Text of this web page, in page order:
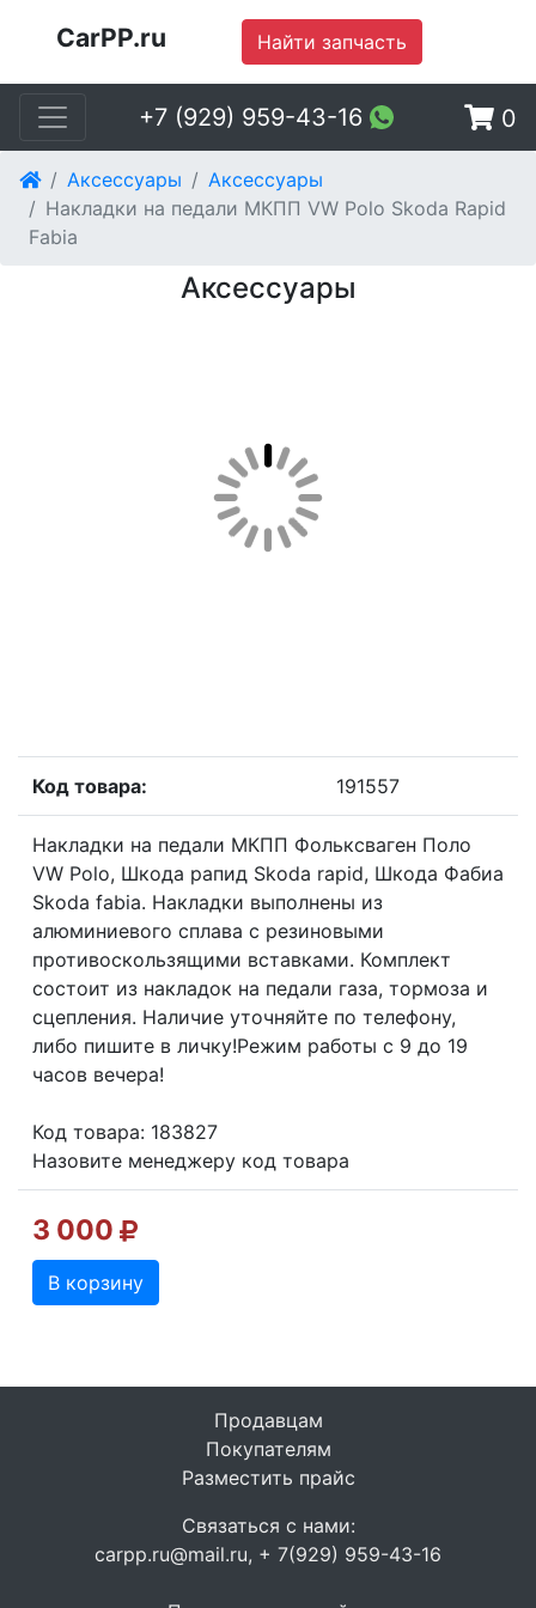
CarPP.ru Найти запчасть
+7 (929) 959-43-16 0
Аксессуары
Аксессуары
Накладки на педали МКПП VW Polo Skoda Rapid
Fabia
Аксессуары
Код товара: 191557
Накладки на педали МКПП Фольксваген Поло
VW Polo, Шкода рапид Skoda rapid, Шкода Фабиа
Skoda fabia. Накладки выполнены из
алюминиевого сплава с резиновыми
противоскользящими вставками. Комплект
состоит из накладок на педали газа, тормоза и
сцепления. Наличие уточняйте по телефону,
либо пишите в личку!Режим работы с 9 до 19
часов вечера!
Код товара: 183827
Назовите менеджеру код товара
3 000
В корзину
Продавцам
Покупателям
Разместить прайс
Связаться с нами:
carpp.ru@mail.ru, + 7(929) 959-43-16